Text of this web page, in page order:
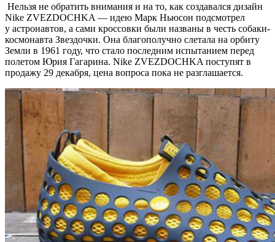
Нельзя не обратить внимания и на то, как создавался дизайн
Nike ZVEZDOCHKA — идею Марк Ньюсон подсмотрел
у астронавтов, а сами кроссовки были названы в честь собаки-
космонавта Звездочки. Она благополучно слетала на орбиту
Земли в 1961 году, что стало последним испытанием перед
полетом Юрия Гагарина. Nike ZVEZDOCHKA поступят в
продажу 29 декабря, цена вопроса пока не разглашается.